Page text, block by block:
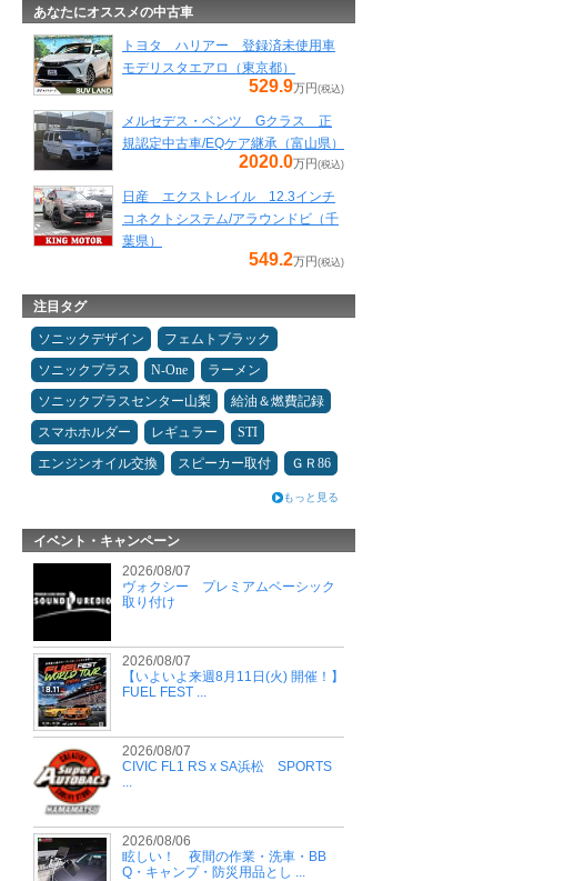
あなたにオススメの中古車
トヨタ ハリアー 登録済未使用車
モデリスタエアロ（東京都）
529.9万円(税込)
メルセデス・ベンツ Gクラス 正
規認定中古車/EQケア継承（富山県）
2020.0万円(税込)
日産 エクストレイル 12.3インチ
コネクトシステム/アラウンドビ（千
葉県）
549.2万円(税込)
注目タグ
ソニックデザイン
フェムトブラック
ソニックプラス
N-One
ラーメン
ソニックプラスセンター山梨
給油＆燃費記録
スマホホルダー
レギュラー
STI
エンジンオイル交換
スピーカー取付 ＧＲ86
もっと見る
イベント・キャンペーン
2026/08/07
ヴォクシー プレミアムベーシック
取り付け
2026/08/07
【いよいよ来週8月11日(火) 開催！】
FUEL FEST ...
2026/08/07
CIVIC FL1 RS x SA浜松 SPORTS
...
2026/08/06
眩しい！ 夜間の作業・洗車・BB
Q・キャンプ・防災用品とし ...